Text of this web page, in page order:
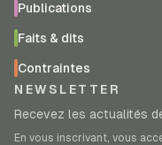
Publications
Faits & dits
Contraintes
NEWSLETTER
Recevez les actualités
En vous inscrivant, vous